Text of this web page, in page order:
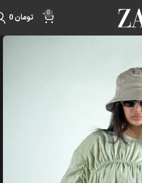
0 تومان